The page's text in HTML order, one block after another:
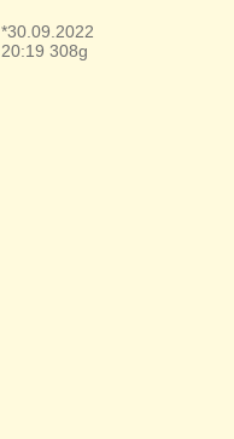
*30.09.2022
20:19 308g